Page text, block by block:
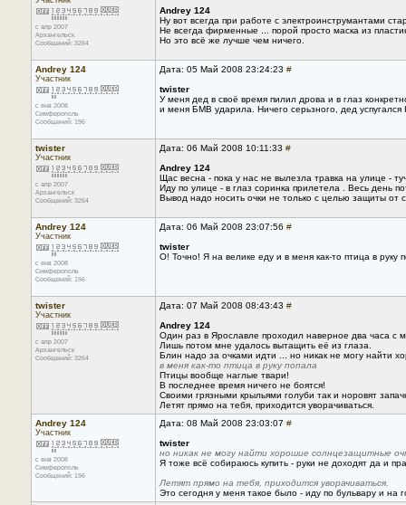
с апр 2007
Архангельск
Сообщений: 3264
Andrey 124
Ну вот всегда при работе с электроинструмантами
Не всегда фирменные ... порой просто маска из
Но это всё же лучше чем ничего.
Andrey 124
Участник
с янв 2008
Симферополь
Сообщений: 196
Дата: 05 Май 2008 23:24:23 #
twister
У меня дед в своё время пилил дрова и в глаз
и меня БМВ ударила. Ничего серьзного, дед
twister
Участник
с апр 2007
Архангельск
Сообщений: 3264
Дата: 06 Май 2008 10:11:33 #
Andrey 124
Щас весна - пока у нас не вылезла травка на улице -
Иду по улице - в глаз соринка прилетела . Весь день
Вывод надо носить очки не только с целью защиты от
Andrey 124
Участник
с янв 2008
Симферополь
Сообщений: 196
Дата: 06 Май 2008 23:07:56 #
twister
О! Точно! Я на велике еду и в меня как-то птица в
twister
Участник
с апр 2007
Архангельск
Сообщений: 3264
Дата: 07 Май 2008 08:43:43 #
Andrey 124
Один раз в Ярославле проходил наверное два часа с
Лишь потом мне удалось вытащить её из глаза.
Блин надо за очками идти ... но никак не могу найти
в меня как-то птица в руку попала
Птицы вообще наглые твари!
В последнее время ничего не боятся!
Своими грязными крыльями голуби так и норовят
Летят прямо на тебя, приходится уворачиваться.
Andrey 124
Участник
с янв 2008
Симферополь
Сообщений: 196
Дата: 08 Май 2008 23:03:07 #
twister
но никак не могу найти хорошие солнцезащитные
Я тоже всё собираюсь купить - руки не доходят да и
Летят прямо на тебя, приходится уворачиваться.
Это сегодня у меня такое было - иду по бульвару и на